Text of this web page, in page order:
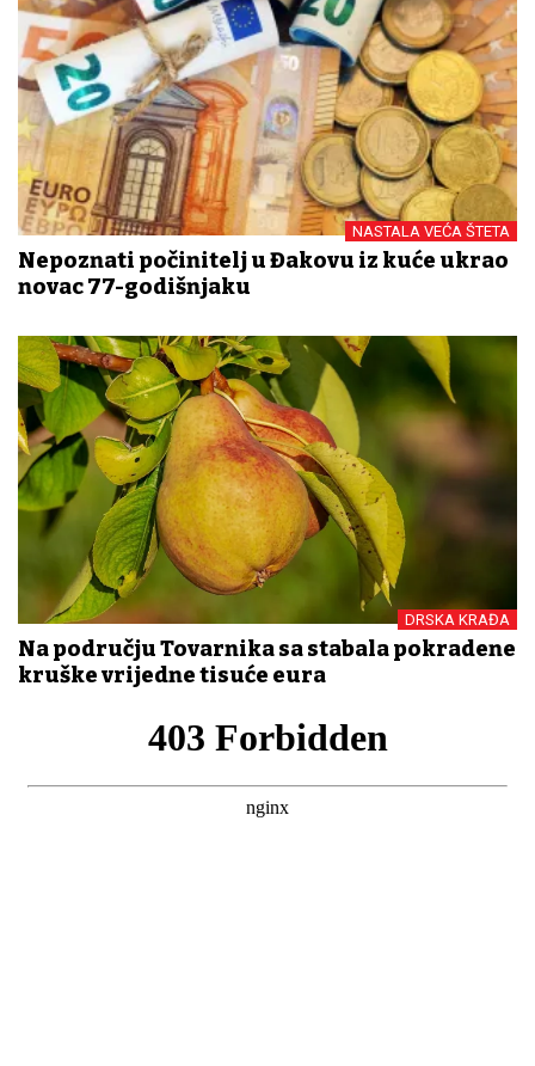
NASTALA VEĆA ŠTETA
Nepoznati počinitelj u Đakovu iz kuće ukrao
novac 77-godišnjaku
DRSKA KRAĐA
Na području Tovarnika sa stabala pokradene
kruške vrijedne tisuće eura